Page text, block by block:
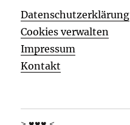
Datenschutzerklärung
Cookies verwalten
Impressum
Kontakt